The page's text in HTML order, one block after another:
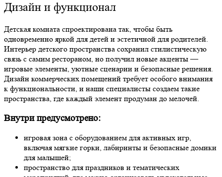
Дизайн и функционал
Детская комната спроектирована так, чтобы быть
одновременно яркой для детей и эстетичной для родителей.
Интерьер детского пространства сохранил стилистическую
связь с самим рестораном, но получил новые акценты —
игровые элементы, уютные сценарии и безопасные решения.
Дизайн коммерческих помещений требует особого внимания
к функциональности, и наши специалисты создаем такие
пространства, где каждый элемент продуман до мелочей.
Внутри предусмотрено:
игровая зона с оборудованием для активных игр,
включая мягкие горки, лабиринты и безопасные домики
для малышей;
пространство для праздников и тематических